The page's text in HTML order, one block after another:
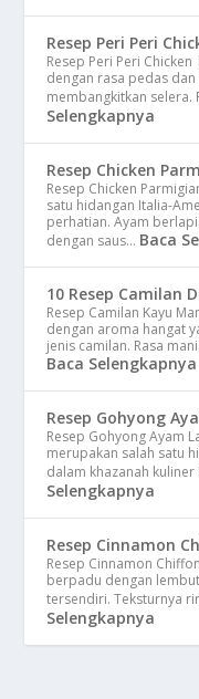
Resep Peri Peri
Resep Peri Peri
dengan rasa pedas
membangkitkan selera.
Selengkapnya
Resep Chicken
Resep Chicken
satu hidangan Italia-
perhatian. Ayam
dengan saus… Baca
10 Resep Camilan
Resep Camilan Kayu
dengan aroma hangat
jenis camilan. Rasa
Baca Selengkapnya
Resep Gohyong
Resep Gohyong Ayam
merupakan salah satu
dalam khazanah
Selengkapnya
Resep Cinnamon
Resep Cinnamon
berpadu dengan
tersendiri. Teksturnya
Selengkapnya